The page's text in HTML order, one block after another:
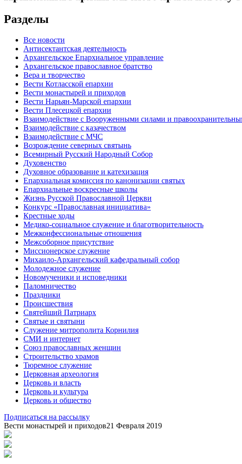
Разделы
Все новости
Антисектантская деятельность
Архангельское Епархиальное управление
Архангельское православное братство
Вера и творчество
Вести Котласской епархии
Вести монастырей и приходов
Вести Нарьян-Марской епархии
Вести Плесецкой епархии
Взаимодействие с Вооруженными силами и
Взаимодействие с казачеством
Взаимодействие с МЧС
Возрождение северных святынь
Всемирный Русский Народный Собор
Духовенство
Духовное образование и катехизация
Епархиальная комиссия по канонизации святых
Епархиальные воскресные школы
Жизнь Русской Православной Церкви
Конкурс «Православная инициатива»
Крестные ходы
Медико-социальное служение и благотворительность
Межконфессиональные отношения
Межсоборное присутствие
Миссионерское служение
Михаило-Архангельский кафедральный собор
Молодежное служение
Новомученики и исповедники
Паломничество
Праздники
Происшествия
Святейший Патриарх
Святые и святыни
Служение митрополита Корнилия
СМИ и интернет
Союз православных женщин
Строительство храмов
Тюремное служение
Церковная археология
Церковь и власть
Церковь и культура
Церковь и общество
Подписаться на рассылку
Вести монастырей и приходов21 Февраля 2019